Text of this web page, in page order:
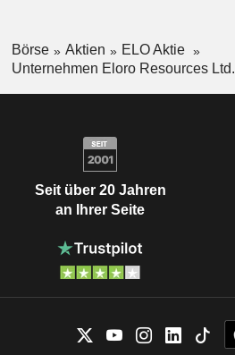
Börse Aktien
ELO Aktie
Unternehmen Eloro Resources Ltd.
Seit über 20 Jahren
an Ihrer Seite